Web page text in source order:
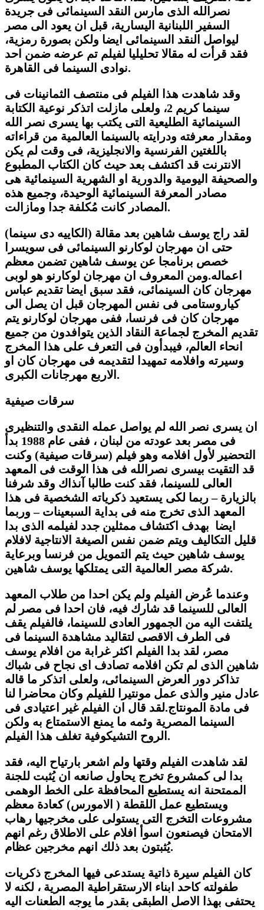
نصرالله الذى مارس النقد السينمائى فى جريدة
السفير اللبنانية اليسارية، قبل ان يعود الى مصر
ليواصل النقد السينمائى ايضا ولكن بصورة رمزية،
فقد قرأت له مقالا تحليليا لفيلم تم عرضه ضمن احد
نوادى السينما فى القاهرة.
وقد شاهدت هذا الفيلم فى منتصف الثمانينات فى
سينما كريم 2، ولعلى مازلت اتذكر نوعية الكتابة
السينمائية الطليعية التى يكتب بها يسرى نصر الله
ومقدار معرفته ودرايته بالسينما العالمية من قراءاته
باللغتين الفرنسية والانجليزية، فى وقت لم يكن
الانترنت قد اكتشف بعد حيث كان الكتاب المطبوع
والصحيفة اليومية والدورية او الشهرية السينمائية هى
مصادر المعرفة السينمائية الوحيدة، وجميع هذه
المصادر كانت مُكلفة جدا ومازالت.
لقد راج يوسف شاهين بعد مقالة (الكاييه دى سينما)
حتى ان مهرجان لوكارنو السينمائى فى سويسرا
خصص برنامجا عن يوسف شاهين تضمن معظم
اعماله.ومن المعروف ان مهرجان لوكارنو هو لوبى
مهرجان كان السينمائى، فقد سبق ايضا تقديم عباس
كياروستامى فى نفس المهرجان قبل ان يصل الى
مهرجان كان فى فرنسا، ففى مهرجان لوكارنو يتم
تقديم المخرج لجماعة النقاد الذين يتوافدون من جميع
انحاء العالم، فيبدأون فى التعرف على هذا المخرج
وسيرته وافلامه تمهيدا لتقديمه فى مهرجان كان او
الاربع مهرجانات الكبرى.
سرقات صيفية
ان يسرى نصر الله لم يواصل عمله النقدى والتنظيرى
فى مصر بعد عودته من لبنان ، ففى عام 1988 بدأ
التحضير لأول افلامه وهو فيلم (سرقات صيفية) وكنت
قد التقيت بيسرى نصرالله فى هذا الوقت فى المعهد
العالى للسينما، فقد كنت طالبا آنذاك وقد شرفنا
بالزيارة – ربما لكى يستعيد ذكرياته الشخصية فى هذا
المعهد الذى تخرج منه فى بداية السبعينات – وربما
ايضا بهدف اكتشاف ممثلين جدد لفيلمه الذى بدا
قليل التكاليف ويتم ضمن نفس الصيغة الانتاجية لافلام
يوسف شاهين حيث يتم التمويل من فرنسا وبرعاية
شركة مصر العالمية التى يمتلكها يوسف شاهين.
وعندما عُرض الفيلم ولم يكن احدا من طلاب المعهد
العالى للسينما قد شارك فيه، فان احدا فى مصر لم
يلتفت اليه من الجمهور العادى للسينما، فالفيلم يقف
فى الطرف الاقصى لتقاليد مشاهدة السينما فى
مصر، لقد بدا الفيلم اكثر غرابة من افلام يوسف
شاهين الذى لم تكن افلامه تصادف اى نجاح فى شباك
تذاكر دور العرض السينمائى، ولعلى اتذكر ما قاله
عادل منير والذى عمل مونتيرا للفيلم وكان محاضرا لنا
فى مادة المونتاج.لقد قال ان الفيلم غير اعتيادى فى
السينما المصرية وثمه ما يمنع الاستمتاع به ولكن
الروح التشيكوفية تغلف هذا الفيلم .
لقد شاهدت الفيلم وقتها ولم اشعر بارتياح اليه، فقد
بدا لى كمشروع تخرج يحاول صانعه ان يُثبت للجنة
الممتحنة انه يستطيع المحافظة على الخط الوهمى
ويستطيع عمل اللقطة ( الامورس) كعادة معظم
مشروعات التخرج التى يستولى على مخرجيها رهاب
الامتحان فيصنعون اسوأ افلام على الاطلاق رغم انهم
يُثبتون بعد ذلك انهم مخرجين عظام.
كان الفيلم سيرة ذاتية يستدعى فيها المخرج ذكريات
طفولته كاحد ابناء الارستقراطية المصرية ، لكنه لا
يحتفى بهذا الاصل الطبقى بقدر ما يوجه الطعنات اليه